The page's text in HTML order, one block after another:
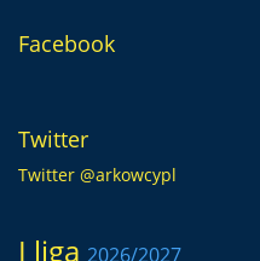
Facebook
Twitter
Twitter @arkowcypl
I liga 2026/2027